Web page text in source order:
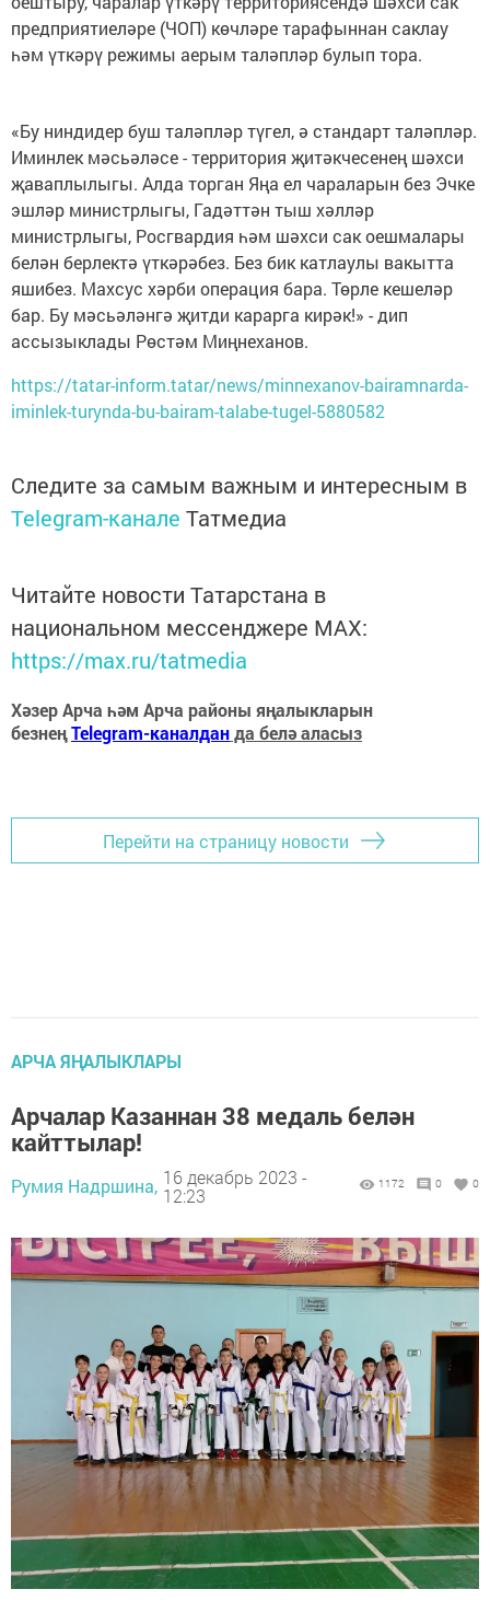
предприятиеләре (ЧОП) көчләре тарафыннан саклау
һәм үткәрү режимы аерым таләпләр булып тора.
«Бу ниндидер буш таләпләр түгел, ә стандарт таләпләр.
Иминлек мәсьәләсе - территория җитәкчесенең шәхси
җаваплылыгы. Алда торган Яңа ел чараларын без Эчке
эшләр министрлыгы, Гадәттән тыш хәлләр
министрлыгы, Росгвардия һәм шәхси сак оешмалары
белән берлектә үткәрәбез. Без бик катлаулы вакытта
яшибез. Махсус хәрби операция бара. Төрле кешеләр
бар. Бу мәсьәләнгә җитди карарга кирәк!» - дип
ассызыклады Рөстәм Миңнеханов.
https://tatar-inform.tatar/news/minnexanov-bairamnarda-
iminlek-turynda-bu-bairam-talabe-tugel-5880582
Следите за самым важным и интересным в
Telegram-канале Татмедиа
Читайте новости Татарстана в
национальном мессенджере MАХ:
https://max.ru/tatmedia
Хәзер Арча һәм Арча районы яңалыкларын
безнеңTelegram-каналданда белә аласыз
Перейти на страницу новости
АРЧА ЯҢАЛЫКЛАРЫ
Арчалар Казаннан 38 медаль белән
кайттылар!
Румия Надршина, 16 декабрь 2023 -
12:23
1172 0 0